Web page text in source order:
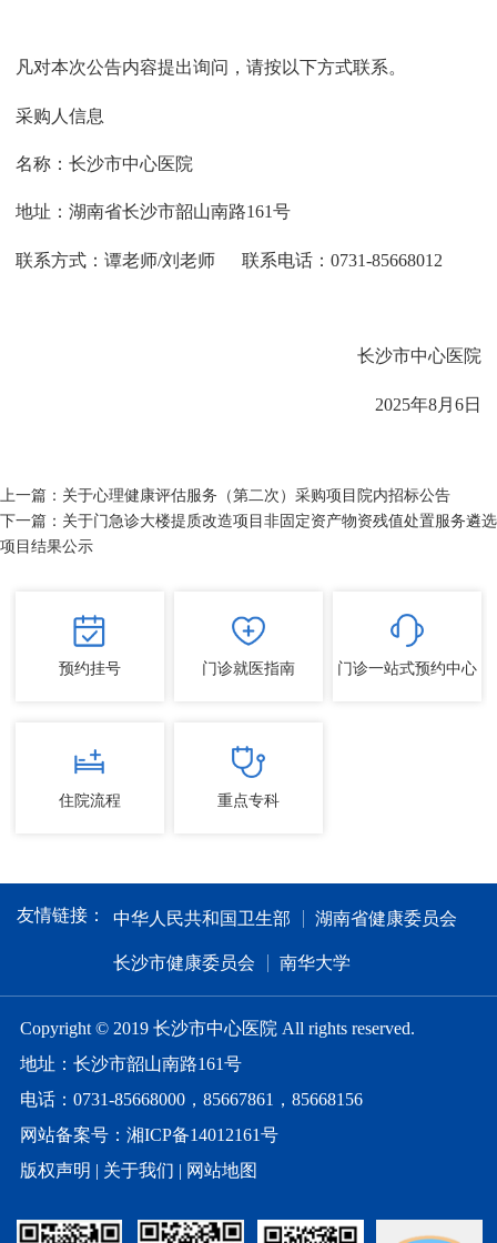
凡对本次公告内容提出询问，请按以下方式联系。
采购人信息
名称：长沙市中心医院
地址：湖南省长沙市韶山南路161号
联系方式：谭老师/刘老师 联系电话：0731-85668012
长沙市中心医院
2025年8月6日
上一篇： 关于心理健康评估服务（第二次）采购项目院内招标公告
下一篇： 关于门急诊大楼提质改造项目非固定资产物资残值处置服务遴选
项目结果公示
预约挂号 门诊就医指南 门诊一站式预约中心
住院流程 重点专科
友情链接： 中华人民共和国卫生部 湖南省健康委员会
长沙市健康委员会 南华大学
Copyright © 2019 长沙市中心医院 All rights reserved.
地址：长沙市韶山南路161号
电话：0731-85668000，85667861，85668156
网站备案号：湘ICP备14012161号
版权声明
关于我们 网站地图